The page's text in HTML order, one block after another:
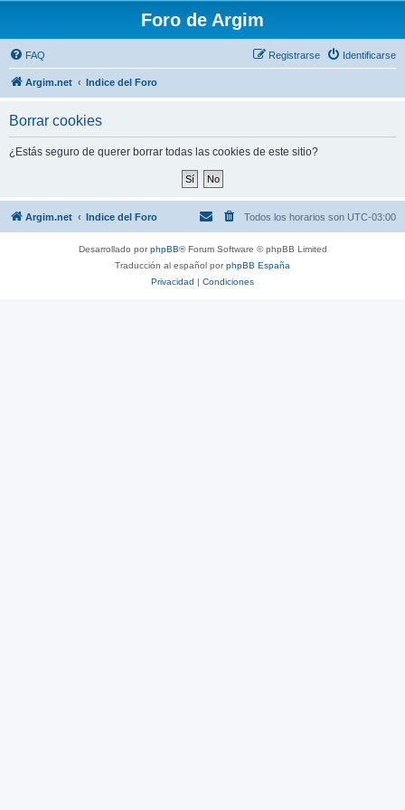
Foro de Argim
FAQ Identificarse
Registrarse
Argim.net Indice del Foro
Borrar cookies
¿Estás seguro de querer borrar todas las cookies de este sitio?
Argim.net Indice del Foro Todos los horarios son UTC-03:00
Desarrollado porphpBB® Forum Software © phpBB Limited
Traducción al español porphpBB España
Privacidad | Condiciones